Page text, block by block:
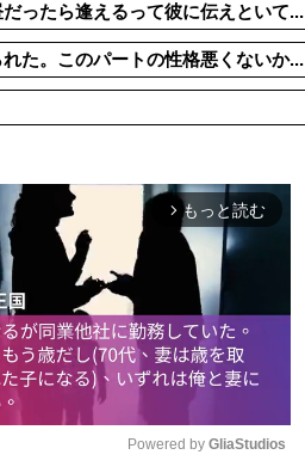
ったら逢えるって彼に伝えといて...
た。このパートの性格悪くないか...
arrow_forward_ios もっと読む
Powered by GliaStudios